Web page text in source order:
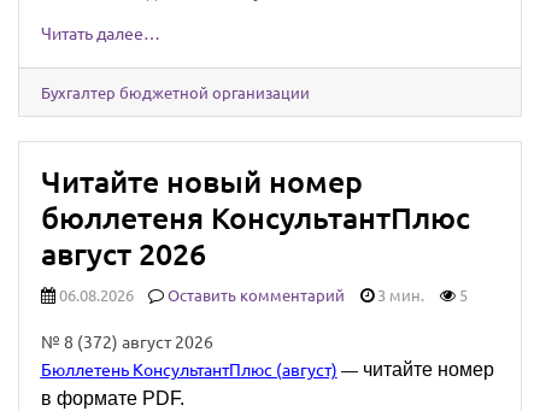
Читать далее…
Бухгалтер бюджетной организации
Читайте новый номер
бюллетеня КонсультантПлюс
август 2026
06.08.2026 Оставить комментарий 3 мин. 5
№ 8 (372) август 2026
Бюллетень КонсультантПлюс (август) — читайте номер
в формате PDF.